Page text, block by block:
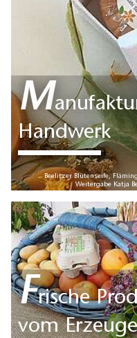
M
Handwerk
Beelitzer Blütenseife,
Weitergabe Katja
Frische
vom